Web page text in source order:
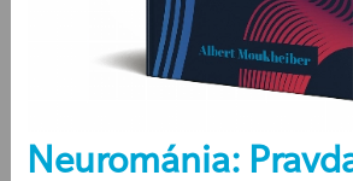
Neurománia: